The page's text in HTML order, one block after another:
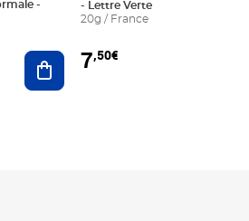
Ajouter au panier
- Lettre Verte
20g / France
7,50€